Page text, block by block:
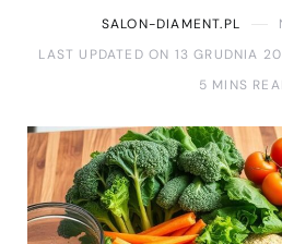
SALON-DIAMENT.PL
LAST UPDATED ON 13 GRUDNIA
5 MINS